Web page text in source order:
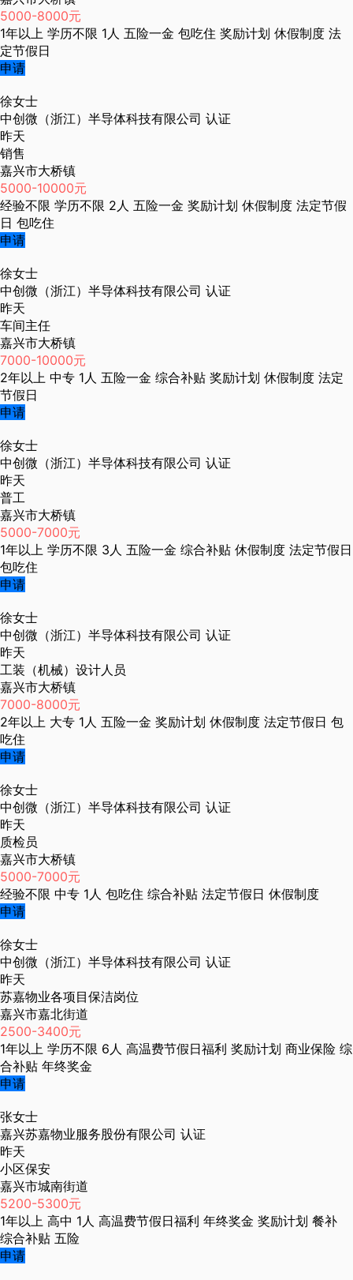
5000-8000元
1年以上 学历不限 1人 五险一金 包吃住 奖励计划 休假制度 法
定节假日
申请
徐女士
中创微（浙江）半导体科技有限公司 认证
昨天
销售
嘉兴市大桥镇
5000-10000元
经验不限 学历不限 2人 五险一金 奖励计划 休假制度 法定节假
日 包吃住
申请
徐女士
中创微（浙江）半导体科技有限公司 认证
昨天
车间主任
嘉兴市大桥镇
7000-10000元
2年以上 中专 1人 五险一金 综合补贴 奖励计划 休假制度 法定
节假日
申请
徐女士
中创微（浙江）半导体科技有限公司 认证
昨天
普工
嘉兴市大桥镇
5000-7000元
1年以上 学历不限 3人 五险一金 综合补贴 休假制度 法定节假日
包吃住
申请
徐女士
中创微（浙江）半导体科技有限公司 认证
昨天
工装（机械）设计人员
嘉兴市大桥镇
7000-8000元
2年以上 大专 1人 五险一金 奖励计划 休假制度 法定节假日 包
吃住
申请
徐女士
中创微（浙江）半导体科技有限公司 认证
昨天
质检员
嘉兴市大桥镇
5000-7000元
经验不限 中专 1人 包吃住 综合补贴 法定节假日 休假制度
申请
徐女士
中创微（浙江）半导体科技有限公司 认证
昨天
苏嘉物业各项目保洁岗位
嘉兴市嘉北街道
2500-3400元
1年以上 学历不限 6人 高温费节假日福利 奖励计划 商业保险 综
合补贴 年终奖金
申请
张女士
嘉兴苏嘉物业服务股份有限公司 认证
昨天
小区保安
嘉兴市城南街道
5200-5300元
1年以上 高中 1人 高温费节假日福利 年终奖金 奖励计划 餐补
综合补贴 五险
申请